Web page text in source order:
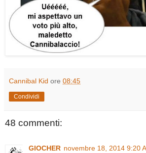
Cannibal Kid ore 08:45
Condividi
48 commenti:
GIOCHER novembre 18, 2014 9:20